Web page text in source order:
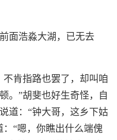
面浩淼大湖，已无去
肯指路也罢了，却叫咱
。”胡斐也好生奇怪，自
道：“钟大哥，这乡下姑
“嗯，你瞧出什么端傀